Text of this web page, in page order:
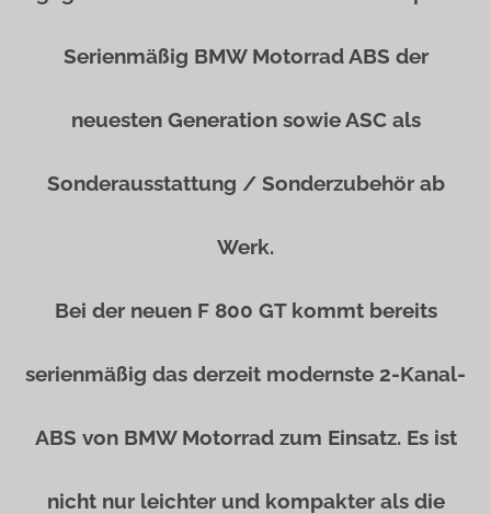
Serienmäßig BMW Motorrad ABS der
neuesten Generation sowie ASC als
Sonderausstattung / Sonderzubehör ab
Werk.
Bei der neuen F 800 GT kommt bereits
serienmäßig das derzeit modernste 2-Kanal-
ABS von BMW Motorrad zum Einsatz. Es ist
nicht nur leichter und kompakter als die